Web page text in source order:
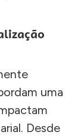
uma
Desde